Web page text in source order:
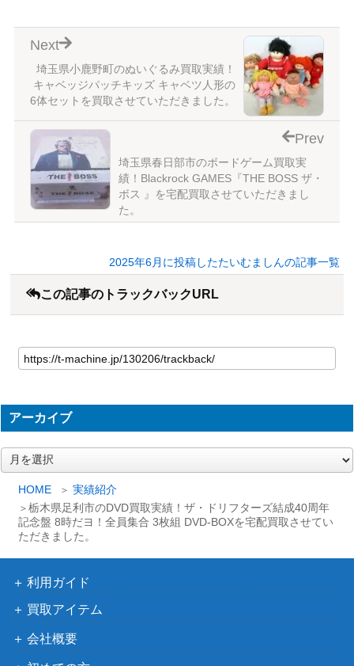
HOME
実績紹介
栃木県足利市のDVD買取実績！ザ・ドリフターズ結成40周年
記念盤 8時だヨ！全員集合 3枚組 DVD-BOXを宅配買取させてい
ただきました。
埼玉県小鹿野町のぬいぐるみ買取実績！
キャベッジパッチキッズ キャベツ人形の
6体セットを買取させていただきました。
Next
埼玉県春日部市のボードゲーム買取実
績！Blackrock GAMES『THE BOSS ザ・
ボス 』を宅配買取させていただきまし
た。
Prev
2025年6月に投稿したたいむましんの記事一覧
この記事のトラックバックURL
アーカイブ
ー
利用ガイド
買取アイテム
会社概要